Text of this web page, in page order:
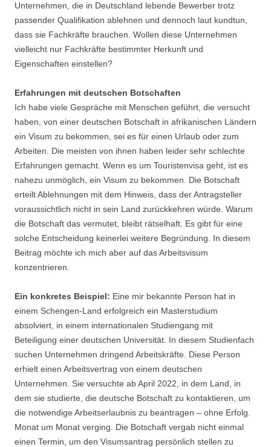
Unternehmen, die in Deutschland lebende Bewerber trotz
passender Qualifikation ablehnen und dennoch laut kundtun,
dass sie Fachkräfte brauchen. Wollen diese Unternehmen
vielleicht nur Fachkräfte bestimmter Herkunft und
Eigenschaften einstellen?
Erfahrungen mit deutschen Botschaften
Ich habe viele Gespräche mit Menschen geführt, die versucht
haben, von einer deutschen Botschaft in afrikanischen Ländern
ein Visum zu bekommen, sei es für einen Urlaub oder zum
Arbeiten. Die meisten von ihnen haben leider sehr schlechte
Erfahrungen gemacht. Wenn es um Touristenvisa geht, ist es
nahezu unmöglich, ein Visum zu bekommen. Die Botschaft
erteilt Ablehnungen mit dem Hinweis, dass der Antragsteller
voraussichtlich nicht in sein Land zurückkehren würde. Warum
die Botschaft das vermutet, bleibt rätselhaft. Es gibt für eine
solche Entscheidung keinerlei weitere Begründung. In diesem
Beitrag möchte ich mich aber auf das Arbeitsvisum
konzentrieren.
Ein konkretes Beispiel: Eine mir bekannte Person hat in
einem Schengen-Land erfolgreich ein Masterstudium
absolviert, in einem internationalen Studiengang mit
Beteiligung einer deutschen Universität. In diesem Studienfach
suchen Unternehmen dringend Arbeitskräfte. Diese Person
erhielt einen Arbeitsvertrag von einem deutschen
Unternehmen. Sie versuchte ab April 2022, in dem Land, in
dem sie studierte, die deutsche Botschaft zu kontaktieren, um
die notwendige Arbeitserlaubnis zu beantragen – ohne Erfolg.
Monat um Monat verging. Die Botschaft vergab nicht einmal
einen Termin, um den Visumsantrag persönlich stellen zu